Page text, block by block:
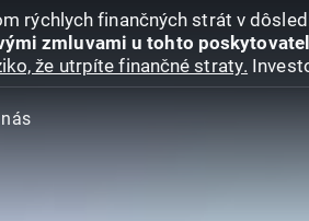
rýchlych finančných strát v
zmluvami u tohto
že utrpíte finančné straty.